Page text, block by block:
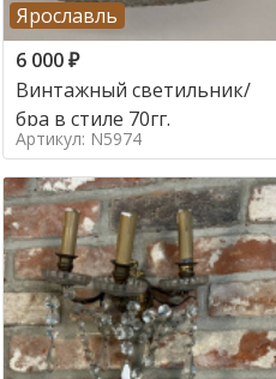
Ярославль
6 000₽
Винтажный светильник/
бра в стиле 70гг.
Артикул: N5974